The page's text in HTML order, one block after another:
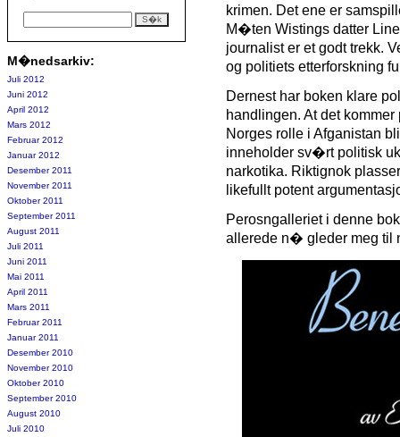
M�nedsarkiv:
Juli 2012
Juni 2012
April 2012
Mars 2012
Februar 2012
Januar 2012
Desember 2011
November 2011
Oktober 2011
September 2011
August 2011
Juli 2011
Juni 2011
Mai 2011
April 2011
Mars 2011
Februar 2011
Januar 2011
Desember 2010
November 2010
Oktober 2010
September 2010
August 2010
Juli 2010
krimen. Det ene er
M�ten Wistings datter
journalist er et godt trekk.
og politiets etterforskning
Dernest har boken klare
handlingen. At det
Norges rolle i Afganistan
inneholder sv�rt politisk
narkotika. Riktignok
likefullt potent
Perosngalleriet i denne
allerede n� gleder meg til